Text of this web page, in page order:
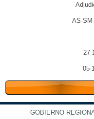
AS-
27-
05-
GOBIERNO